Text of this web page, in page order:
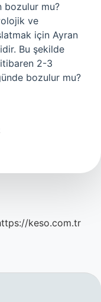
bozulur mu?
ve
için Ayran
Bu şekilde
2-3
bozulur mu?
keso.com.tr